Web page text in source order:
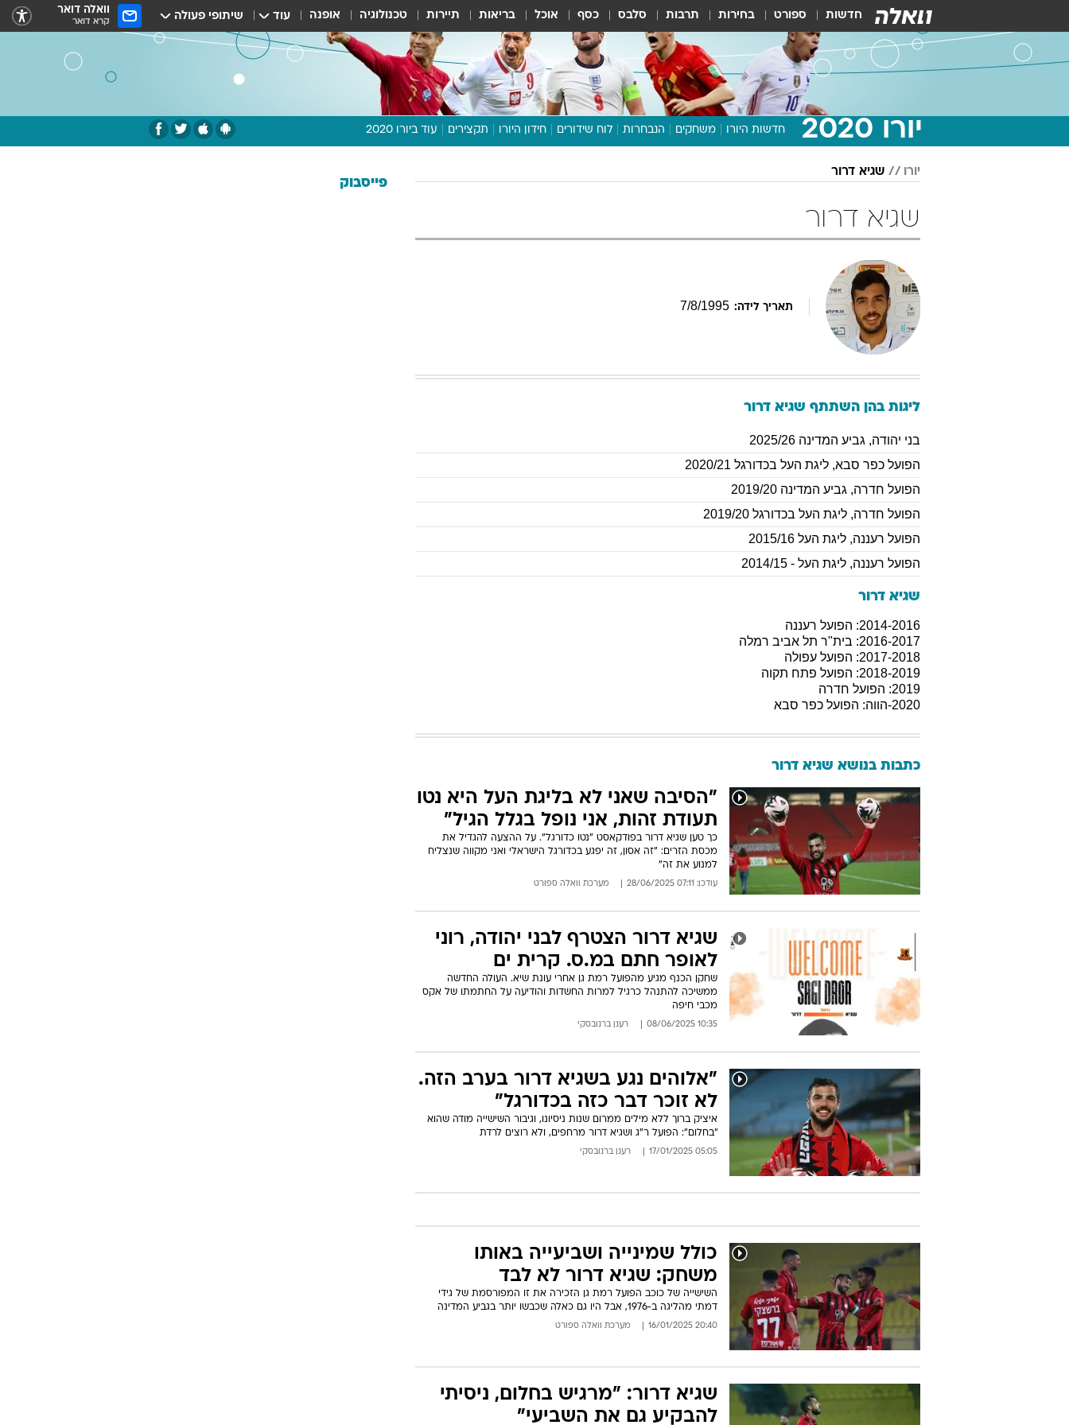
חדשות ספורט בחירות תרבות סלבס כסף אוכל בריאות תיירות טכנולוגיה אופנה עוד שיתופי פעולה וואלה דואר
קרא דואר
יורו 2020 חדשות היורו משחקים הנבחרות לוח שידורים חידון היורו תקצירים עוד ביורו 2020
תכנית היורו
יורו שגיא דרור
שגיא דרור
תאריך לידה: 7/8/1995
ליגות בהן השתתף שגיא דרור
בני יהודה, גביע המדינה 2025/26
הפועל כפר סבא, ליגת העל בכדורגל 2020/21
הפועל חדרה, גביע המדינה 2019/20
הפועל חדרה, ליגת העל בכדורגל 2019/20
הפועל רעננה, ליגת העל 2015/16
הפועל רעננה, ליגת העל - 2014/15
שגיא דרור
2014-2016: הפועל רעננה
2016-2017: בית"ר תל אביב רמלה
2017-2018: הפועל עפולה
2018-2019: הפועל פתח תקוה
2019: הפועל חדרה
2020-הווה: הפועל כפר סבא
כתבות בנושא שגיא דרור
"הסיבה שאני לא בליגת העל היא נטו
תעודת זהות, אני נופל בגלל הגיל"
כך טען שגיא דרור בפודקאסט "נטו כדורגל". על ההצעה להגדיל את
מכסת הזרים: "זה אסון, זה יפגע בכדורגל הישראלי ואני מקווה שנצליח
למנוע את זה"
עודכן: 07:11 28/06/2025 מערכת וואלה ספורט
שגיא דרור הצטרף לבני יהודה, רוני
לאופר חתם במ.ס. קרית ים
שחקן הכנף מגיע מהפועל רמת גן אחרי עונת שיא. העולה החדשה
ממשיכה להתנהל כרגיל למרות החשדות והודיעה על החתמתו של אקס
מכבי חיפה
10:35 08/06/2025 רענן ברנובסקי
"אלוהים נגע בשגיא דרור בערב הזה.
לא זוכר דבר כזה בכדורגל"
איציק ברוך ללא מילים ממרום שנות ניסיונו, וגיבור השישייה מודה שהוא
"בחלום": הפועל ר"ג ושגיא דרור מרחפים, ולא רוצים לרדת
05:05 17/01/2025 רענן ברנובסקי
כולל שמינייה ושביעייה באותו
משחק: שגיא דרור לא לבד
השישייה של כוכב הפועל רמת גן הזכירה את זו המפורסמת של גידי
דמתי מהליגה ב-1976, אבל היו גם כאלה שכבשו יותר בגביע המדינה
20:40 16/01/2025 מערכת וואלה ספורט
שגיא דרור: "מרגיש בחלום, ניסיתי
להבקיע גם את השביעי"
פייסבוק